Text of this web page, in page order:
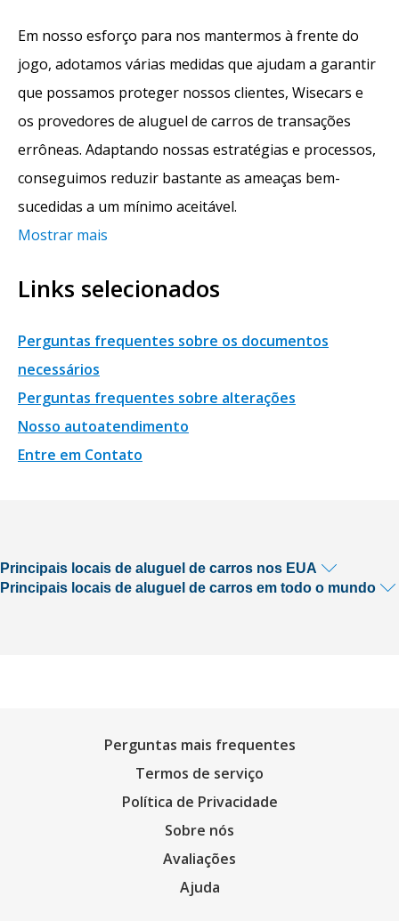
Em nosso esforço para nos mantermos à frente do
jogo, adotamos várias medidas que ajudam a garantir
que possamos proteger nossos clientes, Wisecars e
os provedores de aluguel de carros de transações
errôneas. Adaptando nossas estratégias e processos,
conseguimos reduzir bastante as ameaças bem-
sucedidas a um mínimo aceitável.
Mostrar mais
Links selecionados
Perguntas frequentes sobre os documentos
necessários
Perguntas frequentes sobre alterações
Nosso autoatendimento
Entre em Contato
Principais locais de aluguel de carros nos EUA
Principais locais de aluguel de carros em todo o mundo
Perguntas mais frequentes
Termos de serviço
Política de Privacidade
Sobre nós
Avaliações
Ajuda